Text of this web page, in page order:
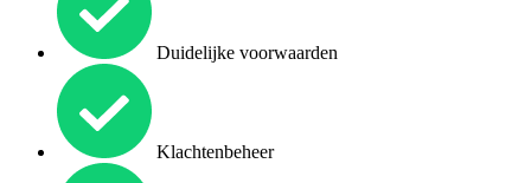
Duidelijke voorwaarden
Klachtenbeheer